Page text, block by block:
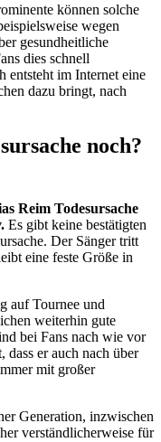
können solche
wegen
gesundheitliche
dies schnell
entsteht im Internet eine
dazu bringt, nach
noch?
Reim Todesursache
Es gibt keine bestätigten
Der Sänger tritt
eine feste Größe in
auf Tournee und
weiterhin gute
bei Fans nach wie vor
dass er auch nach über
mit großer
Generation, inzwischen
verständlicherweise für